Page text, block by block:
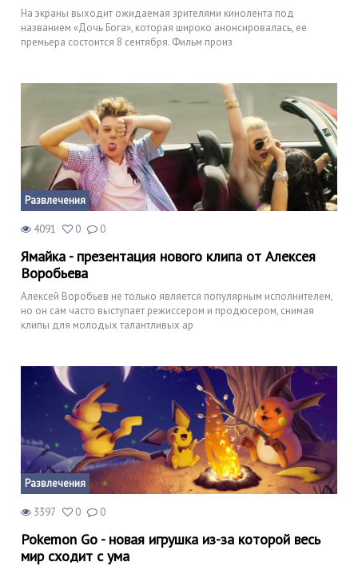
На экраны выходит ожидаемая зрителями кинолента под
названием «Дочь Бога», которая широко анонсировалась, ее
премьера состоится 8 сентября. Фильм произ
Развлечения
4091 0 0
Ямайка - презентация нового клипа от Алексея
Воробьева
Алексей Воробьев не только является популярным исполнителем,
но он сам часто выступает режиссером и продюсером, снимая
клипы для молодых талантливых ар
Развлечения
3397 0 0
Pokemon Go - новая игрушка из-за которой весь
мир сходит с ума